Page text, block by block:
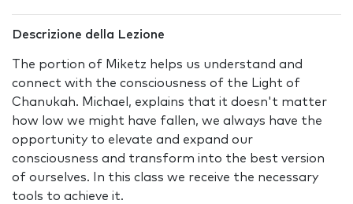
Descrizione della Lezione
The portion of Miketz helps us understand and
connect with the consciousness of the Light of
Chanukah. Michael, explains that it doesn't matter
how low we might have fallen, we always have the
opportunity to elevate and expand our
consciousness and transform into the best version
of ourselves. In this class we receive the necessary
tools to achieve it.